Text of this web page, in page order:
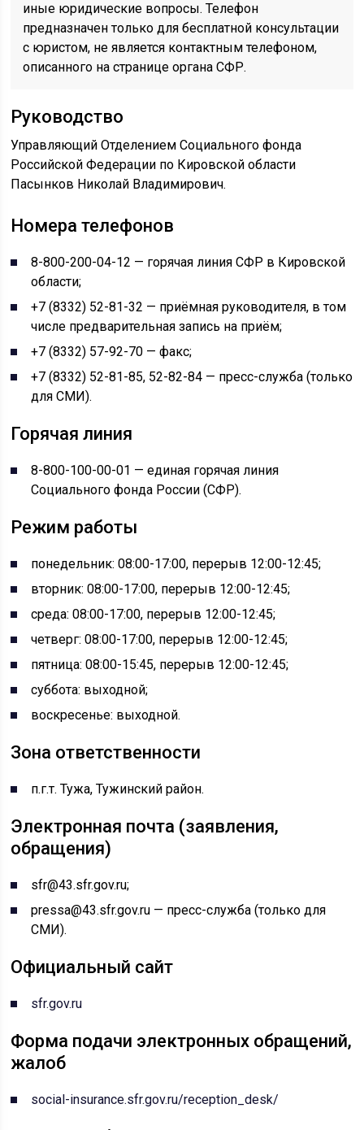
иные юридические вопросы. Телефон
предназначен только для бесплатной консультации
с юристом, не является контактным телефоном,
описанного на странице органа СФР.
Руководство
Управляющий Отделением Социального фонда
Российской Федерации по Кировской области
Пасынков Николай Владимирович.
Номера телефонов
8-800-200-04-12 — горячая линия СФР в Кировской
области;
+7 (8332) 52-81-32 — приёмная руководителя, в том
числе предварительная запись на приём;
+7 (8332) 57-92-70 — факс;
+7 (8332) 52-81-85, 52-82-84 — пресс-служба (только
для СМИ).
Горячая линия
8-800-100-00-01 — единая горячая линия
Социального фонда России (СФР).
Режим работы
понедельник: 08:00-17:00, перерыв 12:00-12:45;
вторник: 08:00-17:00, перерыв 12:00-12:45;
среда: 08:00-17:00, перерыв 12:00-12:45;
четверг: 08:00-17:00, перерыв 12:00-12:45;
пятница: 08:00-15:45, перерыв 12:00-12:45;
суббота: выходной;
воскресенье: выходной.
Зона ответственности
п.г.т. Тужа, Тужинский район.
Электронная почта (заявления,
обращения)
sfr@43.sfr.gov.ru;
pressa@43.sfr.gov.ru — пресс-служба (только для
СМИ).
Официальный сайт
sfr.gov.ru
Форма подачи электронных обращений,
жалоб
social-insurance.sfr.gov.ru/reception_desk/